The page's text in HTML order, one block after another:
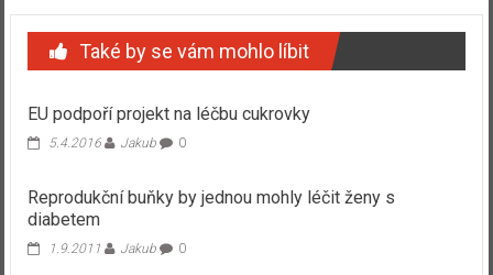
Také by se vám mohlo líbit
EU podpoří projekt na léčbu cukrovky
5.4.2016 Jakub 0
Reprodukční buňky by jednou mohly léčit ženy s
diabetem
1.9.2011 Jakub 0